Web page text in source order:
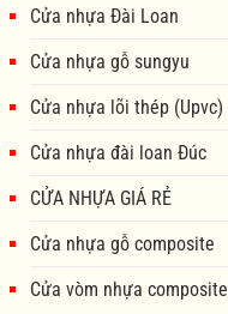
Cửa nhựa Đài Loan
Cửa nhựa gỗ sungyu
Cửa nhựa lõi thép (Upvc)
Cửa nhựa đài loan Đúc
CỬA NHỰA GIÁ RẺ
Cửa nhựa gỗ composite
Cửa vòm nhựa composite